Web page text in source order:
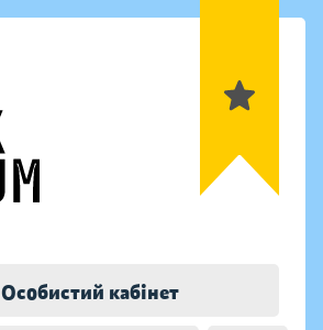
Особистий кабінет